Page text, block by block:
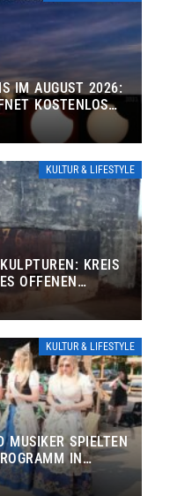
IM AUGUST 2026:
KOSTENLOS
KULTUR & LIFESTYLE
KREIS
OFFENEN
KULTUR & LIFESTYLE
MUSIKER SPIELTEN
IN